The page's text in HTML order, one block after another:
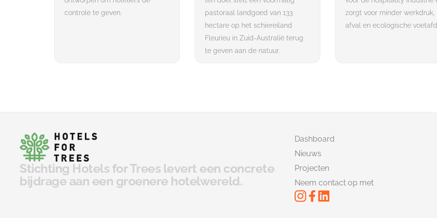
controle te geven.
pastoraal landgoed van 133
hectare op het schiereiland
Fleurieu in Zuid-Australië terug
te geven aan de natuur.
zorgt voor minder werkdruk,
afval en ecologische
Stichting Hotels for Trees levert een concrete
bijdrage aan een groenere hotelwereld.
Dashboard
Nieuws
Projecten
Neem contact op met